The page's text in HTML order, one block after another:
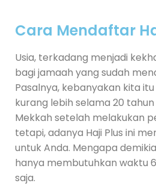
Cara Mendaftar
Usia, terkadang menjadi
bagi jamaah yang sudah
Pasalnya, kebanyakan kita
kurang lebih selama 20
Mekkah setelah melakukan
tetapi, adanya Haji Plus ini
untuk Anda. Mengapa
hanya membutuhkan waktu
saja.